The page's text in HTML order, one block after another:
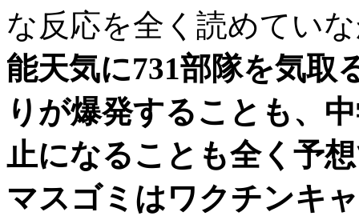
な反応を全く読めてい
能天気に731部隊を気取
りが爆発することも、
止になることも全く予
マスゴミはワクチンキ